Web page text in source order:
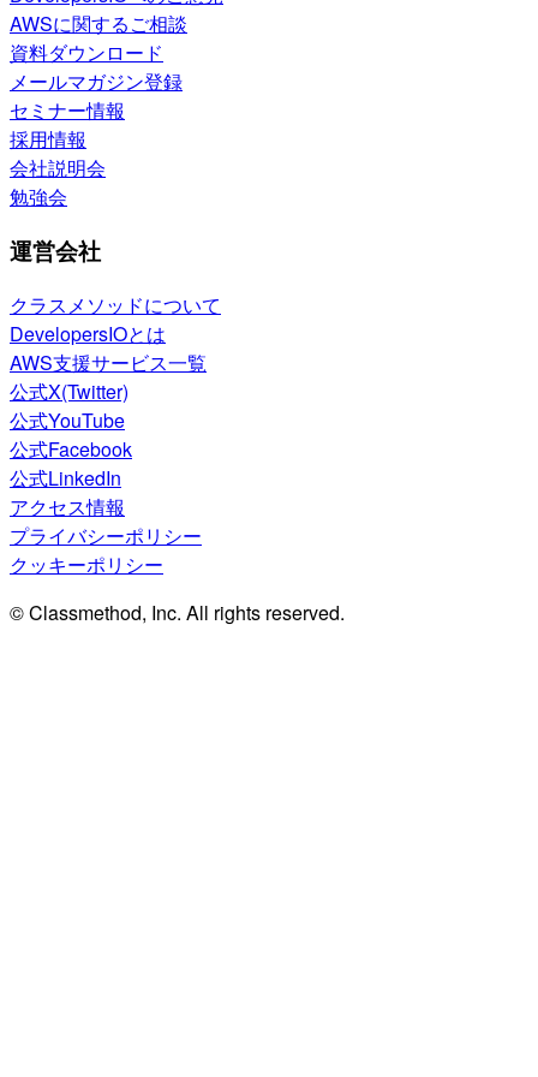
AWSに関するご相談
資料ダウンロード
メールマガジン登録
セミナー情報
採用情報
会社説明会
勉強会
運営会社
クラスメソッドについて
DevelopersIOとは
AWS支援サービス一覧
公式X(Twitter)
公式YouTube
公式Facebook
公式LinkedIn
アクセス情報
プライバシーポリシー
クッキーポリシー
© Classmethod, Inc. All rights reserved.